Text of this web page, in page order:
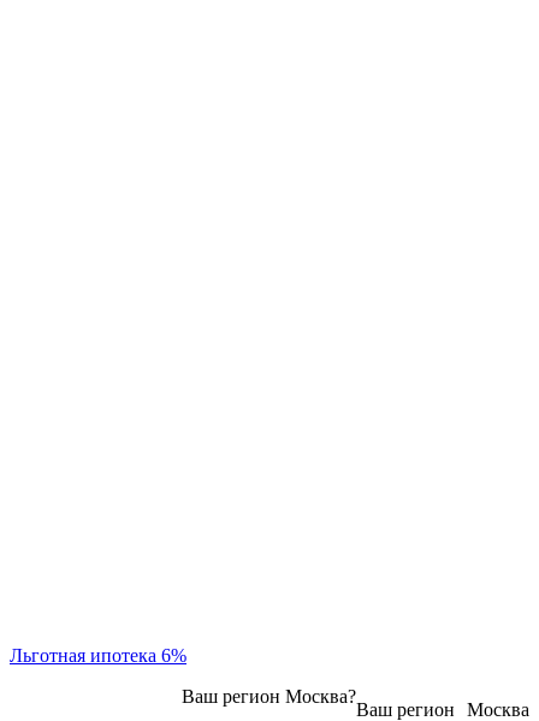
Льготная ипотека 6%
Москва
Ваш регион
Ваш регион Москва?